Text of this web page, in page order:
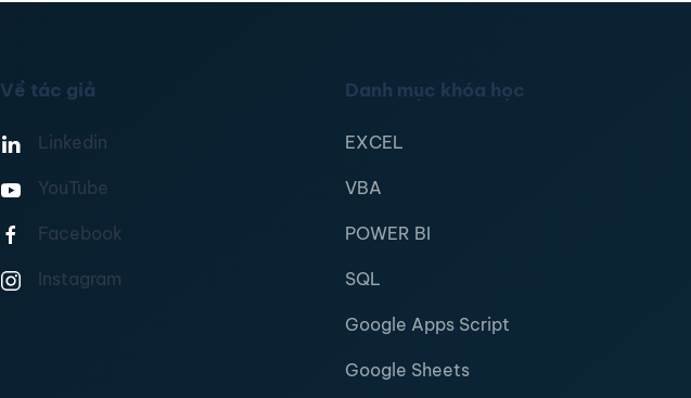
Về tác giả
Linkedin
YouTube
Facebook
Instagram
Danh mục khóa học
EXCEL
VBA
POWER BI
SQL
Google Apps Script
Google Sheets